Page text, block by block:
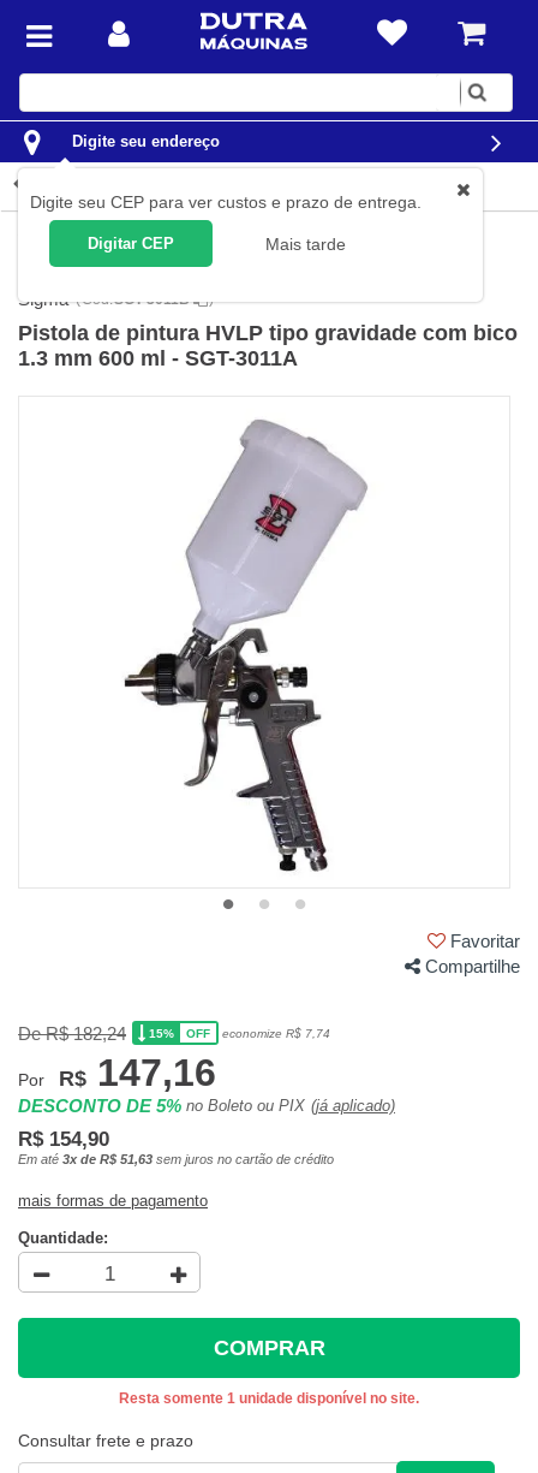
Digite
Digite seu endereço
Digite seu CEP para ver custos e prazo de entrega.
Digitar CEP Mais tarde
Aerografia e Pintura Equipamentos de Pintura
Sigma (Cód.SGT-3011B )
Pistola de pintura HVLP tipo gravidade com bico
1.3 mm 600 ml - SGT-3011A
Favoritar
Compartilhe
De R$ 182,24 15% OFF economize R$ 7,74
Por R$ 147,16
DESCONTO DE 5% no Boleto ou PIX (já aplicado)
R$ 154,90
Em até 3x de R$ 51,63 sem juros no cartão de crédito
mais formas de pagamento
Quantidade:
COMPRAR
Resta somente 1 unidade disponível no site.
Consultar frete e prazo